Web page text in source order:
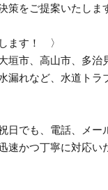
策をご提案いたしま
ます！ 〉
垣市、高山市、多
漏れなど、水道ト
日でも、電話、メー
速かつ丁寧に対応い